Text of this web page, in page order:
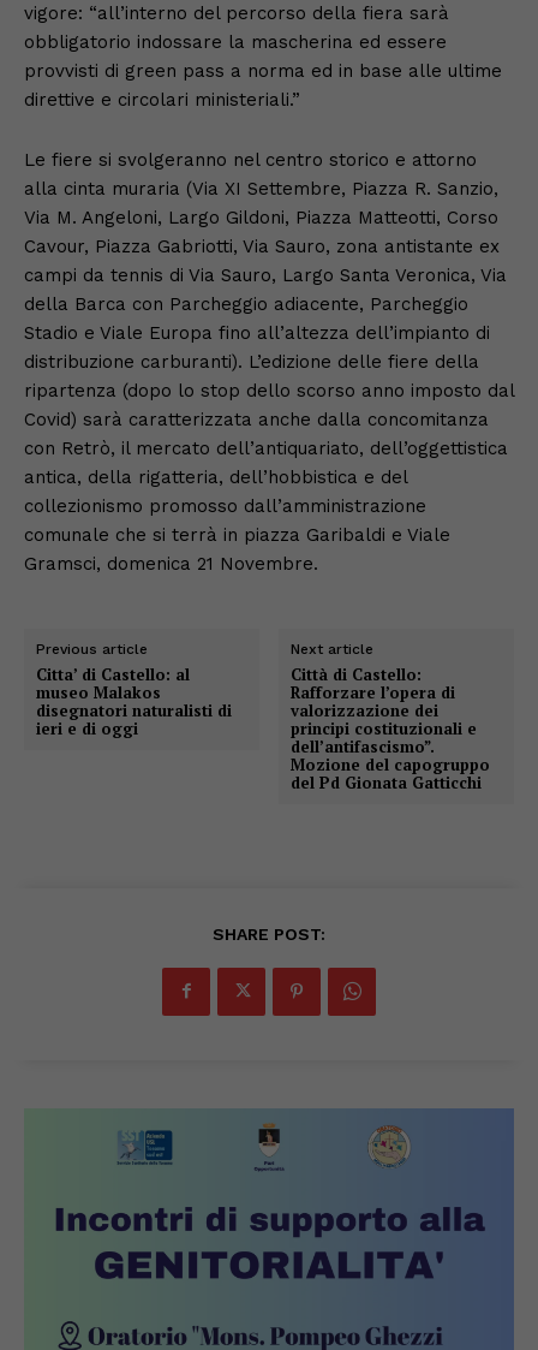
vigore: “all’interno del percorso della fiera sarà
obbligatorio indossare la mascherina ed essere
provvisti di green pass a norma ed in base alle ultime
direttive e circolari ministeriali.”
Le fiere si svolgeranno nel centro storico e attorno
alla cinta muraria (Via XI Settembre, Piazza R. Sanzio,
Via M. Angeloni, Largo Gildoni, Piazza Matteotti, Corso
Cavour, Piazza Gabriotti, Via Sauro, zona antistante ex
campi da tennis di Via Sauro, Largo Santa Veronica, Via
della Barca con Parcheggio adiacente, Parcheggio
Stadio e Viale Europa fino all’altezza dell’impianto di
distribuzione carburanti). L’edizione delle fiere della
ripartenza (dopo lo stop dello scorso anno imposto dal
Covid) sarà caratterizzata anche dalla concomitanza
con Retrò, il mercato dell’antiquariato, dell’oggettistica
antica, della rigatteria, dell’hobbistica e del
collezionismo promosso dall’amministrazione
comunale che si terrà in piazza Garibaldi e Viale
Gramsci, domenica 21 Novembre.
Previous article
Citta’ di Castello: al
museo Malakos
disegnatori naturalisti di
ieri e di oggi
Next article
Città di Castello:
Rafforzare l’opera di
valorizzazione dei
principi costituzionali e
dell’antifascismo”.
Mozione del capogruppo
del Pd Gionata Gatticchi
SHARE POST: